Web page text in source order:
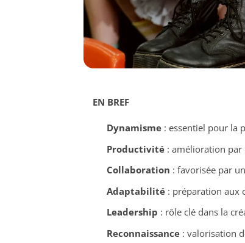
EN BREF
Dynamisme: essentiel pour la
Productivité: amélioration par
Collaboration : favorisée par
Adaptabilité: préparation aux
Leadership : rôle clé dans la
Reconnaissance: valorisation